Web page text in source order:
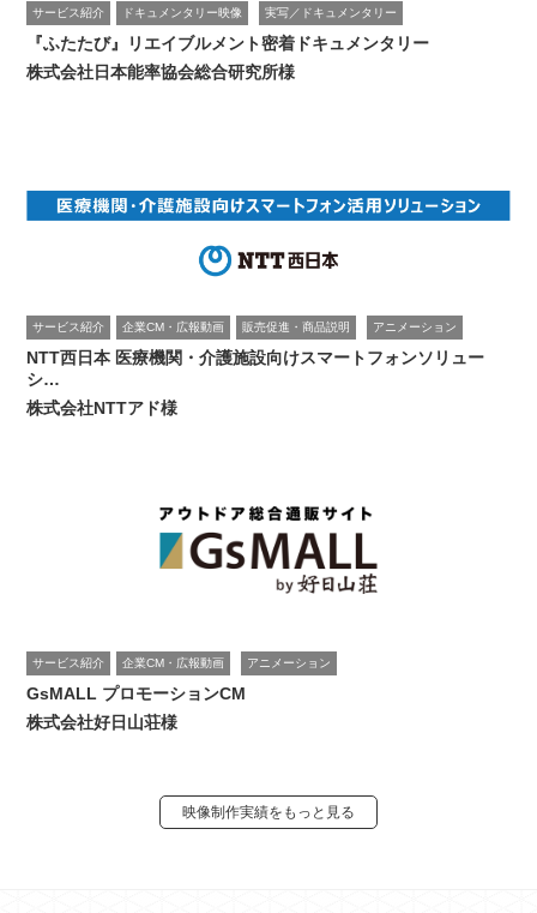
サービス紹介 ドキュメンタリー映像 実写／ドキュメンタリー
『ふたたび』リエイブルメント密着ドキュメンタリー
株式会社日本能率協会総合研究所様
サービス紹介 企業CM・広報動画 販売促進・商品説明 アニメーション
NTT西日本 医療機関・介護施設向けスマートフォンソリュー
シ…
株式会社NTTアド様
サービス紹介 企業CM・広報動画 アニメーション
GsMALL プロモーションCM
株式会社好日山荘様
映像制作実績をもっと見る